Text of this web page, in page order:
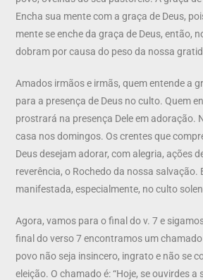
Encha sua mente com a graça de Deus,
mente se enche da graça de Deus, então,
dobram por causa do peso da nossa
Amados irmãos e irmãs, quem entende a
para a presença de Deus no culto. Quem
prostrará na presença Dele em adoração.
casa nos domingos. Os crentes que
Deus desejam adorar, com alegria, ações
reverência, o Rochedo da nossa salvação.
manifestada, especialmente, no culto
Agora, vamos para o final do v. 7 e
final do verso 7 encontramos um chamado
povo não seja insincero, ingrato e não se
eleição. O chamado é: “Hoje, se ouvirdes a